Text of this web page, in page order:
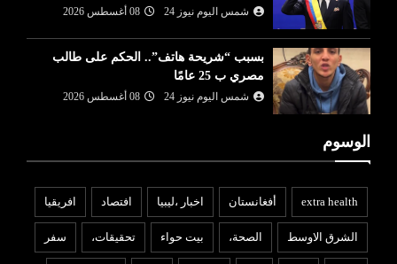
شمس اليوم نيوز 24 08 أغسطس 2026
بسبب “شريحة هاتف”.. الحكم على طالب
مصري ب 25 عامًا
شمس اليوم نيوز 24 08 أغسطس 2026
الوسوم
extra health أفغانستان اخبار ،ليبيا افتصاد افريقيا
الشرق الاوسط الصحة، بيت حواء تحقيقات، سفر